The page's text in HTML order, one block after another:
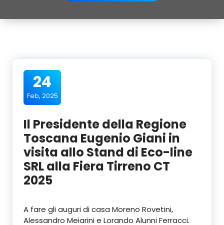
24
Feb, 2025
Il Presidente della Regione
Toscana Eugenio Giani in
visita allo Stand di Eco-line
SRL alla Fiera Tirreno CT
2025
A fare gli auguri di casa Moreno Rovetini,
Alessandro Meiarini e Lorando Alunni Ferracci.